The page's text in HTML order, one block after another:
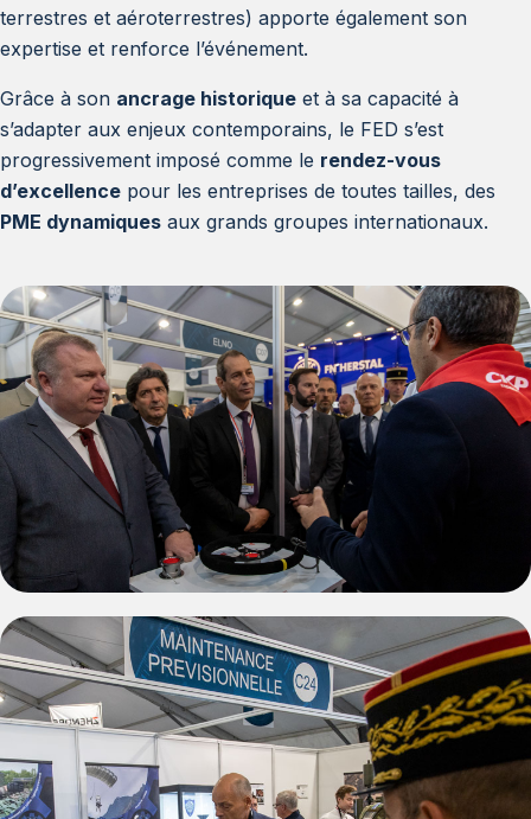
terrestres et aéroterrestres) apporte également son
expertise et renforce l’événement.
Grâce à son ancrage historique et à sa capacité à
s’adapter aux enjeux contemporains, le FED s’est
progressivement imposé comme le rendez-vous
d’excellence pour les entreprises de toutes tailles, des
PME dynamiques aux grands groupes internationaux.